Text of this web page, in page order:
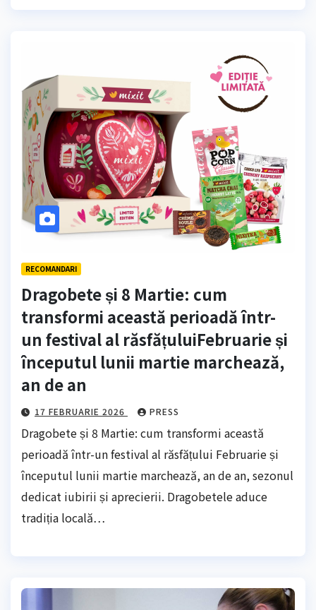
RECOMANDARI
Dragobete și 8 Martie: cum
transformi această perioadă într-
un festival al răsfățuluiFebruarie și
începutul lunii martie marchează,
an de an
17 FEBRUARIE 2026 PRESS
Dragobete și 8 Martie: cum transformi această
perioadă într-un festival al răsfățului Februarie și
începutul lunii martie marchează, an de an, sezonul
dedicat iubirii și aprecierii. Dragobetele aduce
tradiția locală…